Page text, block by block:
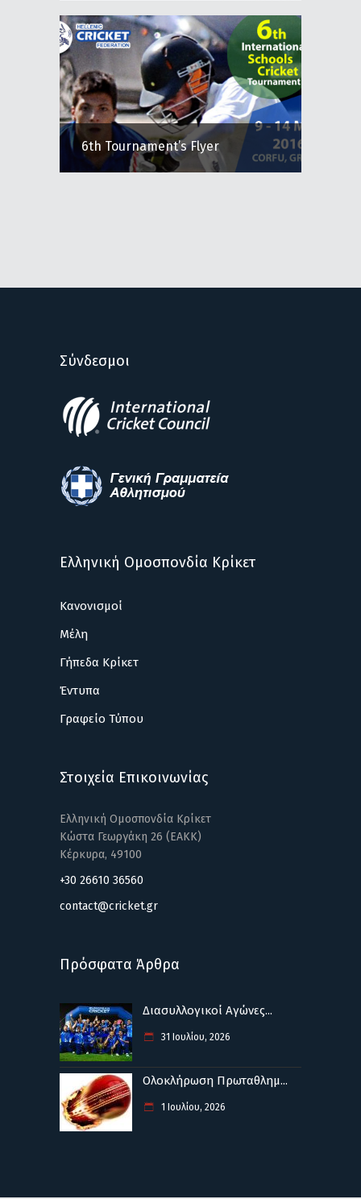
6th Tournament’s Flyer
Σύνδεσμοι
Ελληνική Ομοσπονδία Κρίκετ
Κανονισμοί
Μέλη
Γήπεδα Κρίκετ
Έντυπα
Γραφείο Τύπου
Στοιχεία Επικοινωνίας
Ελληνική Ομοσπονδία Κρίκετ
Κώστα Γεωργάκη 26 (ΕΑΚΚ)
Κέρκυρα, 49100
+30 26610 36560
contact@cricket.gr
Πρόσφατα Άρθρα
Διασυλλογικοί Αγώνες...
31 Ιουλίου, 2026
Ολοκλήρωση Πρωταθλημ...
1 Ιουλίου, 2026